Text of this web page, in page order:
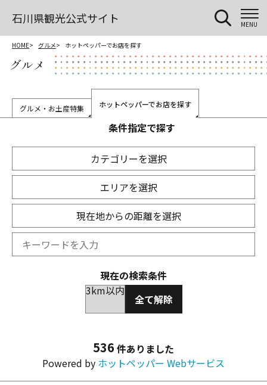
石川県観光公式サイト MENU
HOME グルメ ホットペッパーでお店を探す
グルメ
グルメ・お土産特集 ホットペッパーでお店を探す
条件指定で探す
カテゴリーを選択
エリアを選択
現在地からの距離を選択
現在の検索条件
3km以内
全て解除
536 件ありました
Powered by ホットペッパー Webサービス